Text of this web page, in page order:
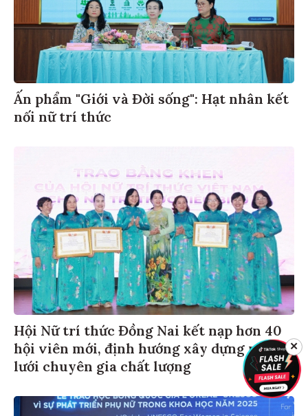
Ấn phẩm "Giới và Đời sống": Hạt nhân kết
nối nữ trí thức
Hội Nữ trí thức Đồng Nai kết nạp hơn 40
hội viên mới, định hướng xây dựng mạng
lưới chuyên gia chất lượng
✕